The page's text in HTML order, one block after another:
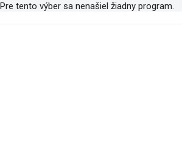
Pre tento výber sa nenašiel žiadny program.